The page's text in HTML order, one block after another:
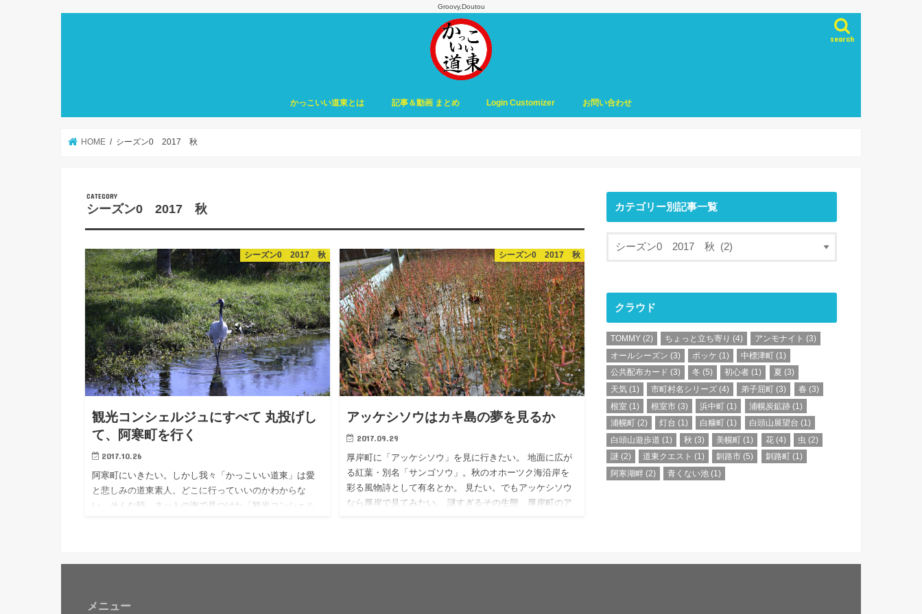
Groovy,Doutou
search
かっこいい道東とは 記事＆動画 まとめ Login Customizer お問い合わせ
HOME シーズン0 2017 秋
シーズン0 2017 秋
シーズン0 2017 秋
観光コンシェルジュにすべて 丸投げし
て、阿寒町を行く
2017.10.26
阿寒町にいきたい。しかし我々「かっこいい道東」は愛
と悲しみの道東素人。どこに行っていいのかわからな
い。そんな時、ネットの海で見つけた「観光コンシェル
シーズン0 2017 秋
アッケシソウはカキ島の夢を見るか
2017.09.29
厚岸町に「アッケシソウ」を見に行きたい。 地面に広が
る紅葉・別名「サンゴソウ」。秋のオホーツク海沿岸を
彩る風物詩として有名とか。 見たい。でもアッケシソウ
なら厚岸で見てみたい。 謎すぎるその生態、厚岸町のア
カテゴリー別記事一覧
クラウド
TOMMY (2) ちょっと立ち寄り (4) アンモナイト (3)
オールシーズン (3) ボッケ (1) 中標津町 (1)
公共配布カード (3) 冬 (5) 初心者 (1) 夏 (3)
天気 (1) 市町村名シリーズ (4) 弟子屈町 (3) 春 (3)
根室 (1) 根室市 (3) 浜中町 (1) 浦幌炭鉱跡(1)
浦幌町 (2) 灯台 (1) 白糠町 (1) 白頭山展望台 (1)
白頭山遊歩道 (1) 秋 (3) 美幌町 (1) 花(4) 虫 (2)
謎 (2) 道東クエスト (1) 釧路市 (5) 釧路町(1)
阿寒湖畔 (2) 青くない池 (1)
メニュー